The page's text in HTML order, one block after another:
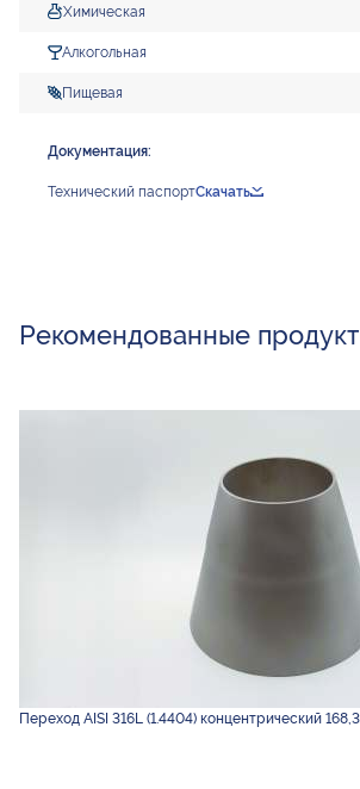
Химическая
Алкогольная
Пищевая
Документация:
Технический паспортСкачать
Рекомендованные
Переход AISI 316L (1.4404) концентрический